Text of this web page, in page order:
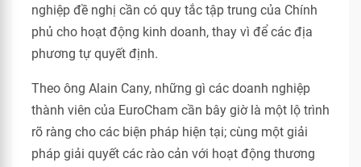
nghiệp đề nghị cần có quy tắc tập trung của Chính
phủ cho hoạt động kinh doanh, thay vì để các địa
phương tự quyết định.
Theo ông Alain Cany, những gì các doanh nghiệp
thành viên của EuroCham cần bây giờ là một lộ trình
rõ ràng cho các biện pháp hiện tại; cùng một giải
pháp giải quyết các rào cản với hoạt động thương